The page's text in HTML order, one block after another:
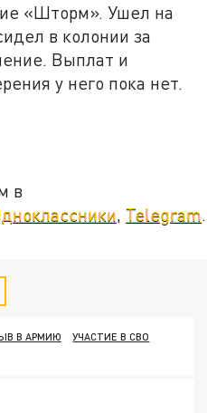
«Шторм». Ушел на
в колонии за
Выплат и
у него пока нет.
в
, Telegram.
В АРМИЮ
УЧАСТИЕ В СВО